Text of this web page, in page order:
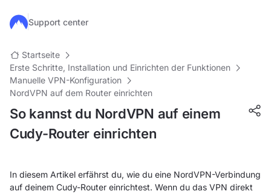
Zum Hauptinhalt springen
Support center
Startseite
Erste Schritte, Installation und Einrichten der Funktionen
Manuelle VPN-Konfiguration
NordVPN auf dem Router einrichten
So kannst du NordVPN auf einem
Cudy-Router einrichten
In diesem Artikel erfährst du, wie du eine NordVPN-Verbindung
auf deinem Cudy-Router einrichtest. Wenn du das VPN direkt